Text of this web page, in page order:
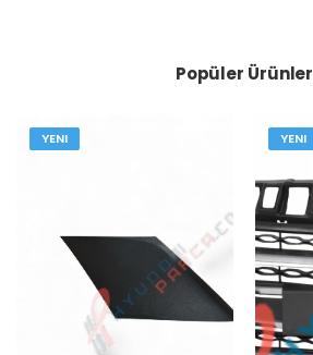
Popüler Ürünler
YENI YENI